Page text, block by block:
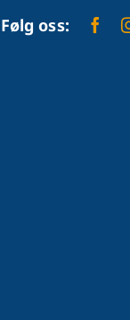
Følg oss: